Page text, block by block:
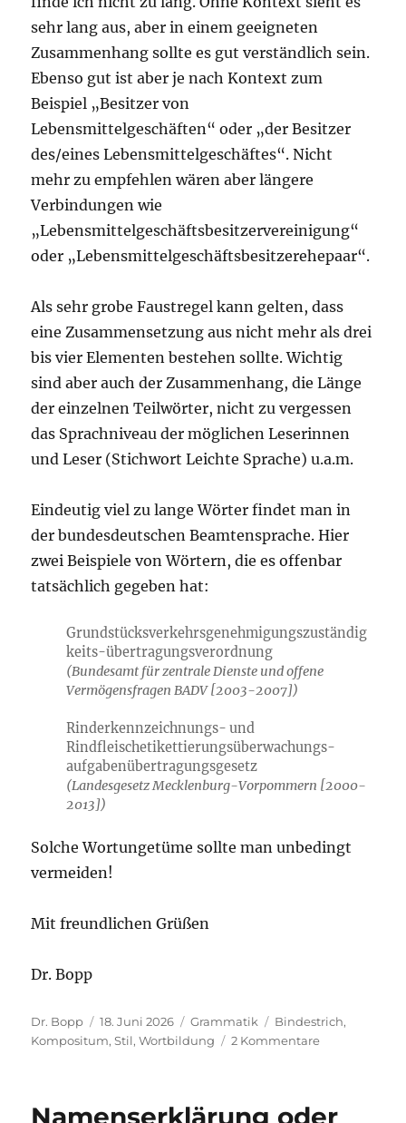
sehr lang aus, aber in einem geeigneten
Zusammenhang sollte es gut verständlich sein.
Ebenso gut ist aber je nach Kontext zum
Beispiel „Besitzer von
Lebensmittelgeschäften“ oder „der Besitzer
des/eines Lebensmittelgeschäftes“. Nicht
mehr zu empfehlen wären aber längere
Verbindungen wie
„Lebensmittelgeschäftsbesitzervereinigung“
oder „Lebensmittelgeschäftsbesitzerehepaar“.
Als sehr grobe Faustregel kann gelten, dass
eine Zusammensetzung aus nicht mehr als drei
bis vier Elementen bestehen sollte. Wichtig
sind aber auch der Zusammenhang, die Länge
der einzelnen Teilwörter, nicht zu vergessen
das Sprachniveau der möglichen Leserinnen
und Leser (Stichwort Leichte Sprache) u.a.m.
Eindeutig viel zu lange Wörter findet man in
der bundesdeutschen Beamtensprache. Hier
zwei Beispiele von Wörtern, die es offenbar
tatsächlich gegeben hat:
Grundstücksverkehrsgenehmigungszuständig
keits-übertragungsverordnung
(Bundesamt für zentrale Dienste und offene
Vermögensfragen BADV [2003-2007])
Rinderkennzeichnungs- und
Rindfleischetikettierungsüberwachungs­
aufgabenübertragungsgesetz
(Landesgesetz Mecklenburg-Vorpommern [2000-
2013])
Solche Wortungetüme sollte man unbedingt
vermeiden!
Mit freundlichen Grüßen
Dr. Bopp
Autor
Dr. Bopp
Veröffentlicht
am
18. Juni 2026 Kategorien
Grammatik Schlagwörter
Bindestrich,
Kompositum,Stil,Wortbildung 2 Kommentarezu
Namenserklärung oder